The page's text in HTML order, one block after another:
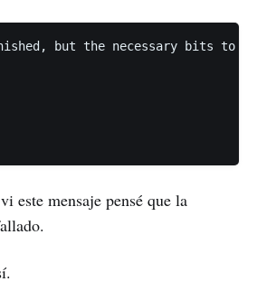
but the necessary bits to
este mensaje pensé que la